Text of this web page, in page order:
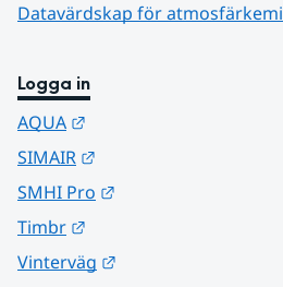
Datavärdskap för atmosfärkemi
Logga in
AQUA
SIMAIR
SMHI Pro
Timbr
Vinterväg